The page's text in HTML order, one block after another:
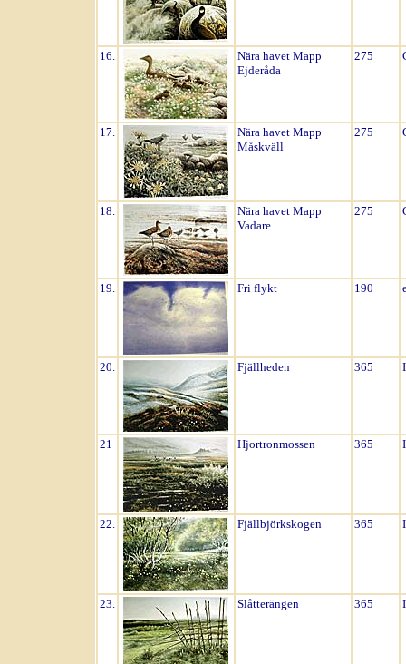
16.
Nära havet Mapp
Ejderåda
275
17.
Nära havet Mapp
Måskväll
275
18.
Nära havet Mapp
Vadare
275
19. Fri flykt 190
20. Fjällheden 365
21 Hjortronmossen 365
22. Fjällbjörkskogen 365
23. Slåtterängen 365